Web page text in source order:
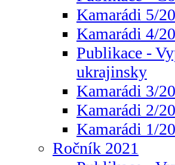
Kamarádi 5/
Kamarádi 4/
Publikace -
ukrajinsky
Kamarádi 3/
Kamarádi 2/
Kamarádi 1/
Ročník 2021